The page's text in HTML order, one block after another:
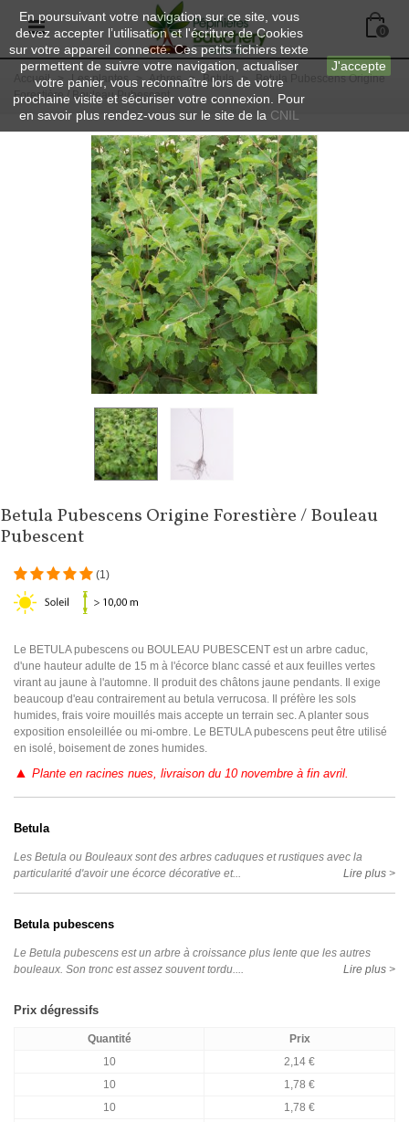
En poursuivant votre navigation sur ce site, vous
devez accepter l’utilisation et l'écriture de Cookies
sur votre appareil connecté. Ces petits fichiers texte
permettent de suivre votre navigation, actualiser
votre panier, vous reconnaître lors de votre
prochaine visite et sécuriser votre connexion. Pour
en savoir plus rendez-vous sur le site de la CNIL
J'accepte
0
Accueil > Les plantes > Arbres > Betula > Betula Pubescens Origine
Forestière / Bouleau Pubescent
Betula Pubescens Origine Forestière / Bouleau
Pubescent
(1 )
Le BETULA pubescens ou BOULEAU PUBESCENT est un arbre caduc,
d'une hauteur adulte de 15 m à l'écorce blanc cassé et aux feuilles vertes
virant au jaune à l'automne. Il produit des châtons jaune pendants. Il exige
beaucoup d'eau contrairement au betula verrucosa. Il préfère les sols
humides, frais voire mouillés mais accepte un terrain sec. A planter sous
exposition ensoleillée ou mi-ombre. Le BETULA pubescens peut être utilisé
en isolé, boisement de zones humides.
▲ Plante en racines nues, livraison du 10 novembre à fin avril.
Betula
Les Betula ou Bouleaux sont des arbres caduques et rustiques avec la
particularité d'avoir une écorce décorative et...
Lire plus >
Betula pubescens
Le Betula pubescens est un arbre à croissance plus lente que les autres
bouleaux. Son tronc est assez souvent tordu....
Lire plus >
Prix dégressifs
Quantité
Prix
10
2,14 €
10
1,78 €
10
1,78 €